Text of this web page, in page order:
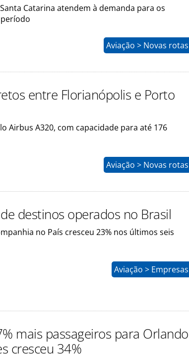
Catarina atendem à demanda para os
Aviação > Novas rotas
entre Florianópolis e Porto
Airbus A320, com capacidade para até 176
Aviação > Novas rotas
destinos operados no Brasil
no País cresceu 23% nos últimos seis
Aviação > Empresas
mais passageiros para Orlando
cresceu 34%